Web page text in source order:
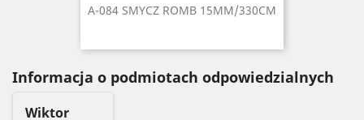
A-084 SMYCZ ROMB 15MM/330CM
Informacja o podmiotach odpowiedzialnych
Wiktor